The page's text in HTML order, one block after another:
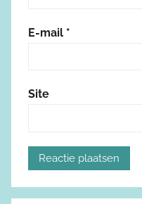
E-mail *
Site